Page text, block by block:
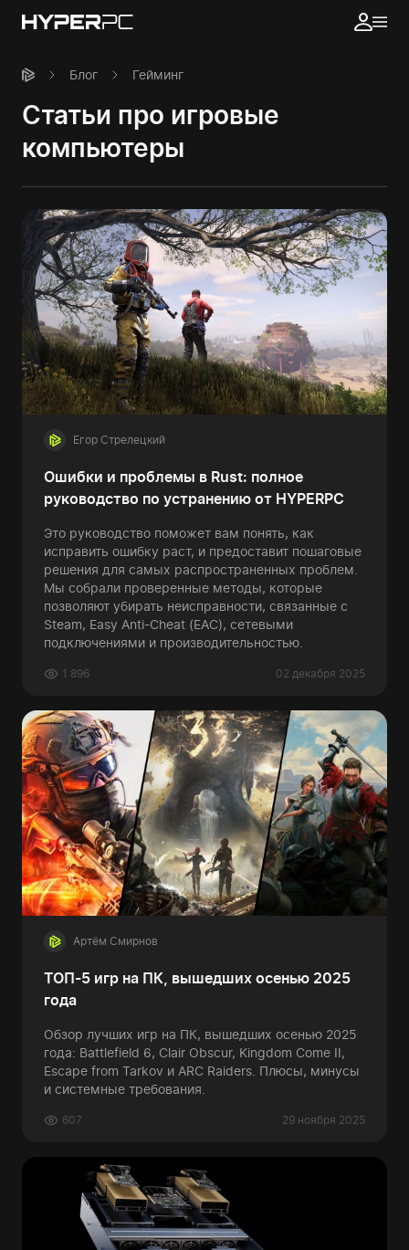
Блог Гейминг
Статьи про игровые
компьютеры
Егор Стрелецкий
Ошибки и проблемы в Rust: полное
руководство по устранению от HYPERPC
Это руководство поможет вам понять, как
исправить ошибку раст, и предоставит пошаговые
решения для самых распространенных проблем.
Мы собрали проверенные методы, которые
позволяют убирать неисправности, связанные с
Steam, Easy Anti-Cheat (EAC), сетевыми
подключениями и производительностью.
02 декабря 2025
1 896
Артём Смирнов
ТОП-5 игр на ПК, вышедших осенью 2025
года
Обзор лучших игр на ПК, вышедших осенью 2025
года: Battlefield 6, Clair Obscur, Kingdom Come II,
Escape from Tarkov и ARC Raiders. Плюсы, минусы
и системные требования.
29 ноября 2025
607